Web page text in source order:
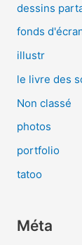
dessins
fonds
illustr
le livre des
Non classé
photos
portfolio
tatoo
Méta